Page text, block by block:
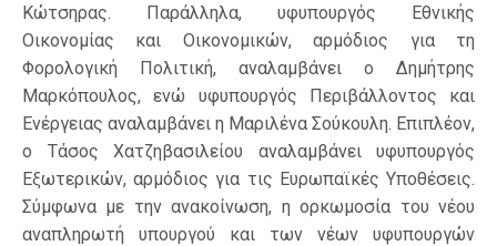
Κώτσηρας. Παράλληλα, υφυπουργός Εθνικής
Οικονομίας και Οικονομικών, αρμόδιος για τη
Φορολογική Πολιτική, αναλαμβάνει ο Δημήτρης
Μαρκόπουλος, ενώ υφυπουργός Περιβάλλοντος και
Ενέργειας αναλαμβάνει η Μαριλένα Σούκουλη. Επιπλέον,
ο Τάσος Χατζηβασιλείου αναλαμβάνει υφυπουργός
Εξωτερικών, αρμόδιος για τις Ευρωπαϊκές Υποθέσεις.
Σύμφωνα με την ανακοίνωση, η ορκωμοσία του νέου
αναπληρωτή υπουργού και των νέων υφυπουργών